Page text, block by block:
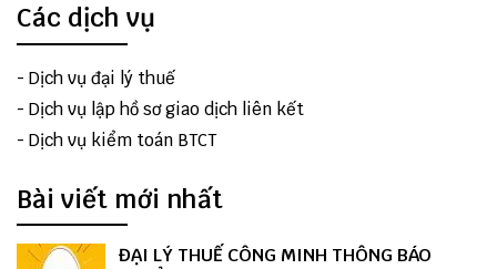
Các dịch vụ
- Dịch vụ đại lý thuế
- Dịch vụ lập hồ sơ giao dịch liên kết
- Dịch vụ kiểm toán BTCT
Bài viết mới nhất
ĐẠI LÝ THUẾ CÔNG MINH THÔNG BÁO